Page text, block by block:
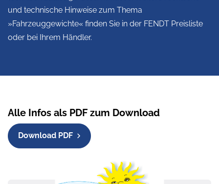
Stabilformstützen mit AL-KO »Big
Foot«
Summe der ICLINE
9.362 €
Gasprüfung, Brief & TÜV-
Abnahme
Listenpreis bei Einzelbezug
und technische Hinweise zum Thema
»Fahrzeuggewichte« finden Sie in der FENDT Preisliste
oder bei Ihrem Händler.
Alle Infos als PDF zum Download
Download PDF